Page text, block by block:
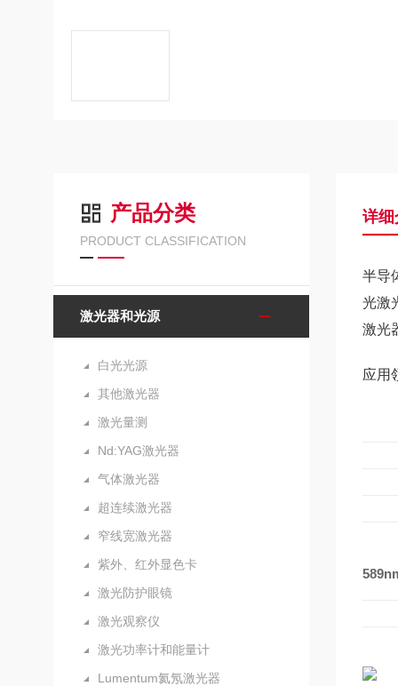
产品分类
PRODUCT CLASSIFICATION
激光器和光源
白光光源
其他激光器
激光量测
Nd:YAG激光器
气体激光器
超连续激光器
窄线宽激光器
紫外、红外显色卡
激光防护眼镜
激光观察仪
激光功率计和能量计
Lumentum氦氖激光器
详细
半导
光激
激光
应用